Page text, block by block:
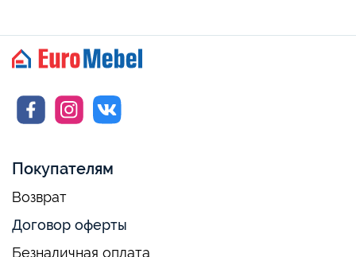
Покупателям
Возврат
Договор оферты
Безналичная оплата